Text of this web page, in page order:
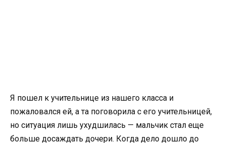
Я пошел к учительнице из нашего класса и
пожаловался ей, а та поговорила с его учительницей,
но ситуация лишь ухудшилась — мальчик стал еще
больше досаждать дочери. Когда дело дошло до